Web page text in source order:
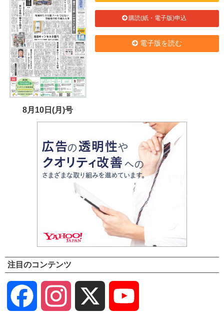
8月10日(月)号
購読(紙・電子版)申込
電子版を読む
注目のコンテンツ
Facebook Instagram